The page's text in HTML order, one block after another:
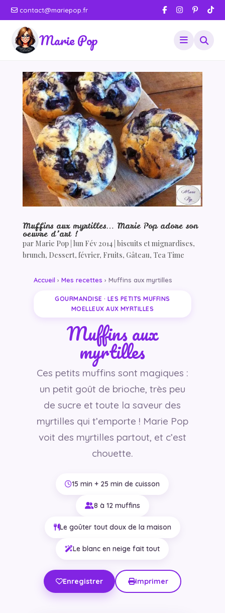
contact@mariepop.fr
Marie Pop
Muffins aux myrtilles… Marie Pop adore son
oeuvre d’art !
par Marie Pop| lun Fév 2014| biscuits et mignardises,
brunch, Dessert, février, Fruits, Gâteau, Tea Time
Accueil › Mes recettes › Muffins aux myrtilles
GOURMANDISE · LES PETITS MUFFINS
MOELLEUX AUX MYRTILLES
Muffins aux
myrtilles
Ces petits muffins sont magiques :
un petit goût de brioche, très peu
de sucre et toute la saveur des
myrtilles qui t’emporte ! Marie Pop
voit des myrtilles partout, et c’est
chouette.
15 min + 25 min de cuisson
8 à 12 muffins
Le goûter tout doux de la maison
Le blanc en neige fait tout
Enregistrer Imprimer